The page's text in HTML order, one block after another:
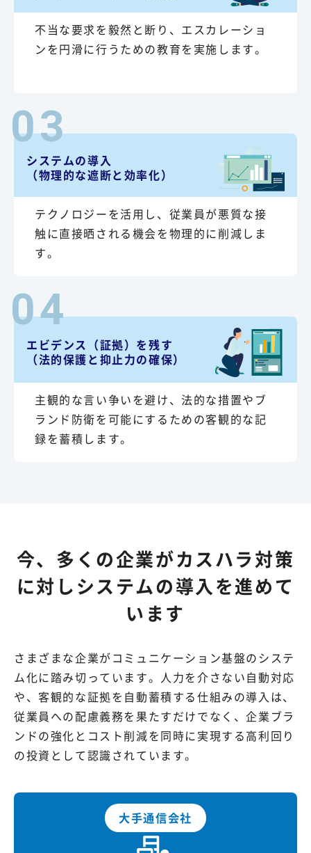
不当な要求を毅然と断り、エスカレーショ
ンを円滑に行うための教育を実施します。
03
システムの導入
（物理的な遮断と効率化）
テクノロジーを活用し、従業員が悪質な接
触に直接晒される機会を物理的に削減しま
す。
04
エビデンス（証拠）を残す
（法的保護と抑止力の確保）
主観的な言い争いを避け、法的な措置やブ
ランド防衛を可能にするための客観的な記
録を蓄積します。
今、多くの企業がカスハラ対策
に対しシステムの導入を進めて
います
さまざまな企業がコミュニケーション基盤のシステ
ム化に踏み切っています。人力を介さない自動対応
や、客観的な証拠を自動蓄積する仕組みの導入は、
従業員への配慮義務を果たすだけでなく、企業ブラ
ンドの強化とコスト削減を同時に実現する高利回り
の投資として認識されています。
大手通信会社